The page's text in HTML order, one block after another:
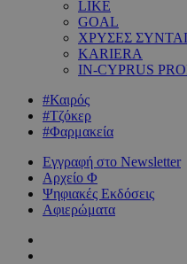
LIKE
GOAL
ΧΡΥΣΕΣ
KARIERA
IN-CYPRUS
#Καιρός
#Τζόκερ
#Φαρμακεία
Εγγραφή στο Newsletter
Αρχείο Φ
Ψηφιακές Εκδόσεις
Αφιερώματα